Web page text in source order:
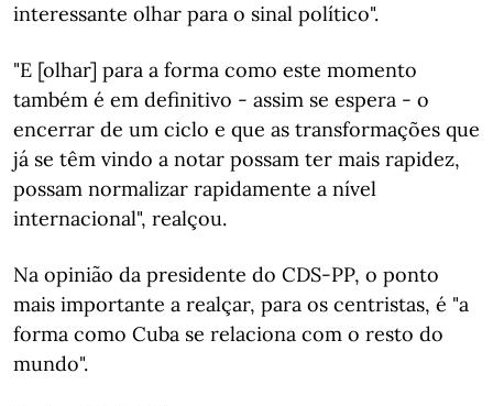
interessante olhar para o sinal político".
"E [olhar] para a forma como este momento
também é em definitivo - assim se espera - o
encerrar de um ciclo e que as transformações que
já se têm vindo a notar possam ter mais rapidez,
possam normalizar rapidamente a nível
internacional", realçou.
Na opinião da presidente do CDS-PP, o ponto
mais importante a realçar, para os centristas, é "a
forma como Cuba se relaciona com o resto do
mundo".